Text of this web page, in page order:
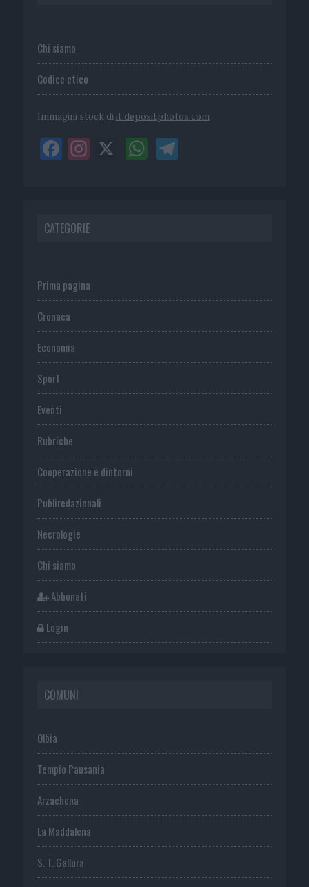
Chi siamo
Codice etico
Immagini stock di it.depositphotos.com
CATEGORIE
Prima pagina
Cronaca
Economia
Sport
Eventi
Rubriche
Cooperazione e dintorni
Publiredazionali
Necrologie
Chi siamo
Abbonati
Login
COMUNI
Olbia
Tempio Pausania
Arzachena
La Maddalena
S. T. Gallura